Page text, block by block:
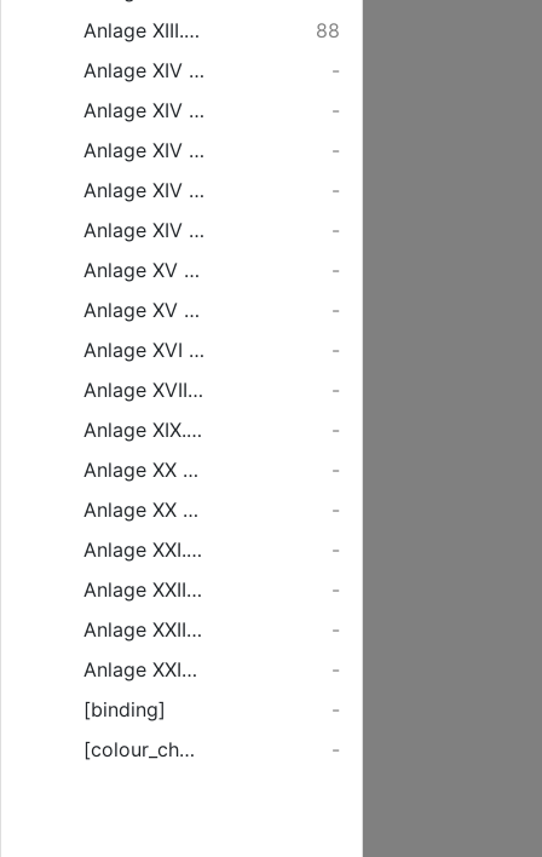
Anlage XIII. Nachweisung über die Ergebnisse des Verkehrs auf zusammenstellbare Fahrscheinhefte [...]
88
Anlage XIV a. Bildliche Darstellung der Betriebslängen
-
Anlage XIV b. [...] der monatlichen Betriebseinnahmen [...] Gesamteinnahme
-
Anlage XIV c. [...] der monatlichen Betriebseinnahmen aus dem Personenverkehr [...]
-
Anlage XIV d. [...] der monatlichen Betriebseinnahmen aus dem Güterverkehr [...]
-
Anlage XIV e. [...] der monatlichen Betriebseinnahmen aus dem Fährenverkehr.
-
Anlage XV a. [...] der Jahreseinnahmen [...]
-
Anlage XV b. [...] der Gesamteinnahmen / Gesamtausgaben [...]
-
Anlage XVI u. XVII. [...] des Personenverkehrs / Güterverkehrs [...]
-
Anlage XVIII. [...] der geleisteten Personenkilometer / Tonnenkilometer [...]
-
Anlage XIX. [...] einer prozentualen Vergleichung der Betriebsergebnisse.
-
Anlage XX a. [...] des Anlagekapitals [...] übernommenen Verpflichtungen
-
Anlage XX b. [...] der Verzinsung des Anlagekapitals [...] und der Verpflichtungen [...]
-
Anlage XXI. Nachweisung des Unterschiedes zwischen der Normalfracht und der Ausnahmefracht für Wagenladungsgüter, [...]
-
Anlage XXII. Ordentliche Hauptrechnung der Großherzoglichen Eisenbahnen [...]
-
Anlage XXIII. Außerordentliche Hauptrechnung der Großherzoglichen Eisenbahnen [...]
-
Anlage XXIV. Jahresbilanz [...]
-
[binding]
-
[colour_checker]
-